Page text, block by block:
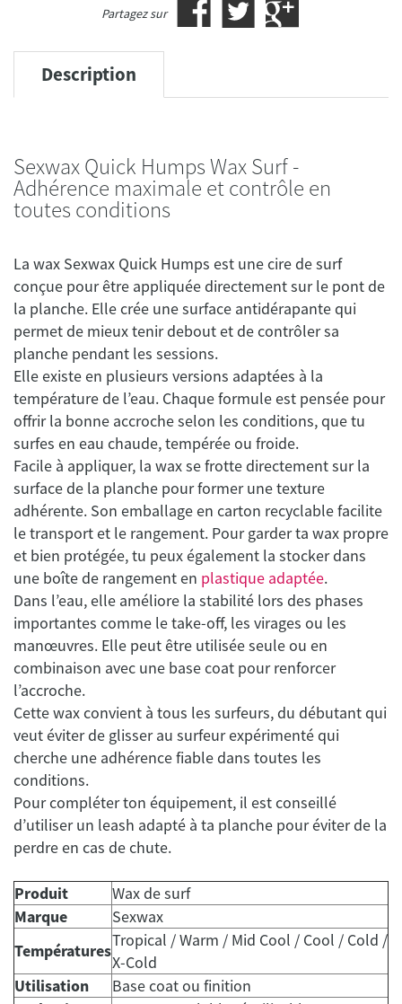
Partagez sur
Description
Sexwax Quick Humps Wax Surf -
Adhérence maximale et contrôle en
toutes conditions
La wax Sexwax Quick Humps est une cire de surf
conçue pour être appliquée directement sur le pont de
la planche. Elle crée une surface antidérapante qui
permet de mieux tenir debout et de contrôler sa
planche pendant les sessions.
Elle existe en plusieurs versions adaptées à la
température de l’eau. Chaque formule est pensée pour
offrir la bonne accroche selon les conditions, que tu
surfes en eau chaude, tempérée ou froide.
Facile à appliquer, la wax se frotte directement sur la
surface de la planche pour former une texture
adhérente. Son emballage en carton recyclable facilite
le transport et le rangement. Pour garder ta wax propre
et bien protégée, tu peux également la stocker dans
une boîte de rangement en plastique adaptée.
Dans l’eau, elle améliore la stabilité lors des phases
importantes comme le take-off, les virages ou les
manœuvres. Elle peut être utilisée seule ou en
combinaison avec une base coat pour renforcer
l’accroche.
Cette wax convient à tous les surfeurs, du débutant qui
veut éviter de glisser au surfeur expérimenté qui
cherche une adhérence fiable dans toutes les
conditions.
Pour compléter ton équipement, il est conseillé
d’utiliser un leash adapté à ta planche pour éviter de la
perdre en cas de chute.
Produit
Wax de surf
Marque
Sexwax
Températures
Tropical / Warm / Mid Cool / Cool / Cold /
X-Cold
Utilisation
Base coat ou finition